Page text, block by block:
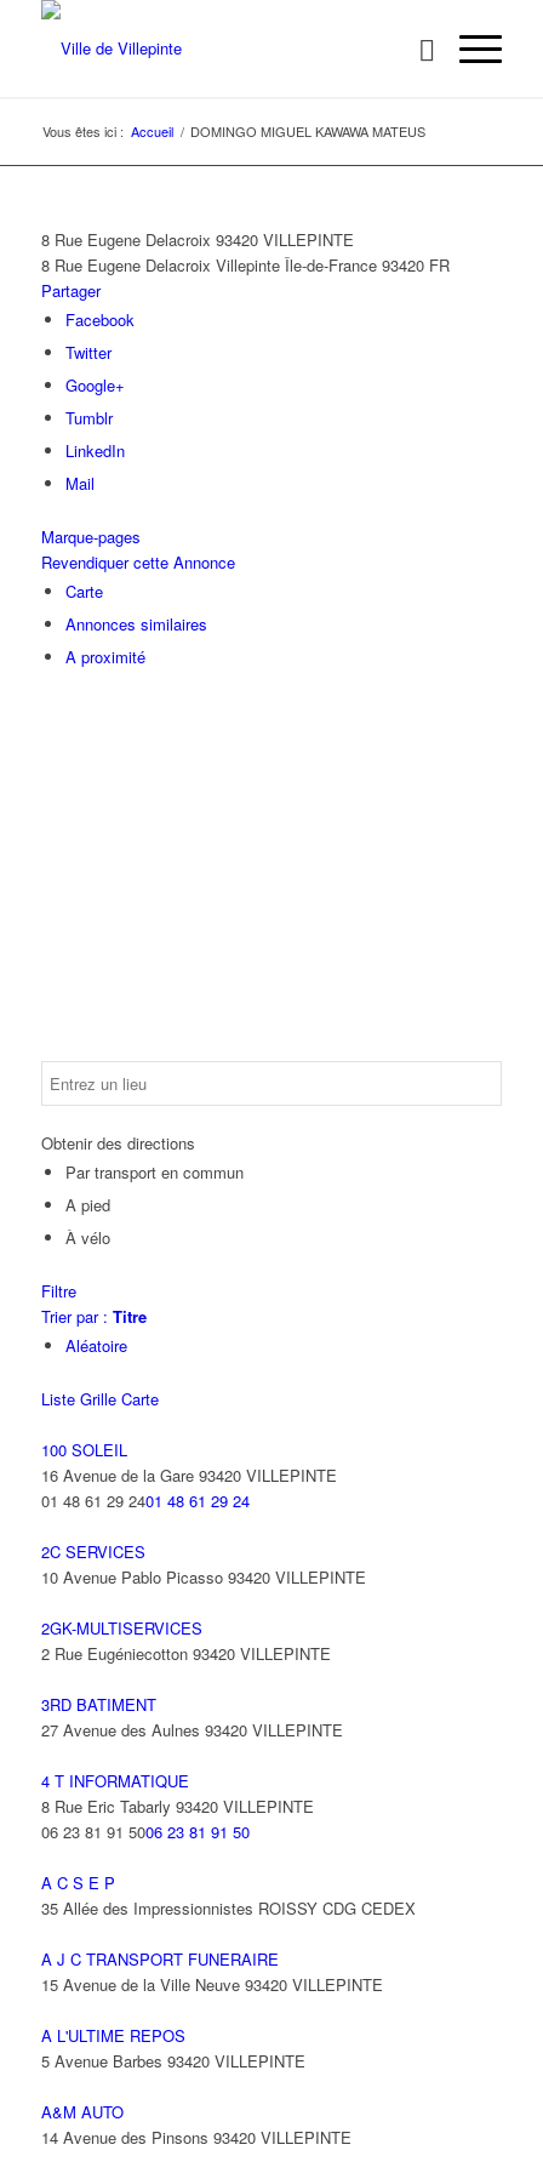
Vous êtes ici : Accueil / DOMINGO MIGUEL KAWAWA MATEUS
8 Rue Eugene Delacroix 93420 VILLEPINTE
8 Rue Eugene Delacroix Villepinte Île-de-France 93420 FR
Partager
Facebook
Twitter
Google+
Tumblr
LinkedIn
Mail
Marque-pages
Revendiquer cette Annonce
Carte
Annonces similaires
A proximité
Obtenir des directions
Par transport en commun
A pied
À vélo
Filtre
Trier par : Titre
Aléatoire
Liste Grille Carte
100 SOLEIL
16 Avenue de la Gare 93420 VILLEPINTE
01 48 61 29 2401 48 61 29 24
2C SERVICES
10 Avenue Pablo Picasso 93420 VILLEPINTE
2GK-MULTISERVICES
2 Rue Eugéniecotton 93420 VILLEPINTE
3RD BATIMENT
27 Avenue des Aulnes 93420 VILLEPINTE
4 T INFORMATIQUE
8 Rue Eric Tabarly 93420 VILLEPINTE
06 23 81 91 5006 23 81 91 50
A C S E P
35 Allée des Impressionnistes ROISSY CDG CEDEX
A J C TRANSPORT FUNERAIRE
15 Avenue de la Ville Neuve 93420 VILLEPINTE
A L'ULTIME REPOS
5 Avenue Barbes 93420 VILLEPINTE
A&M AUTO
14 Avenue des Pinsons 93420 VILLEPINTE